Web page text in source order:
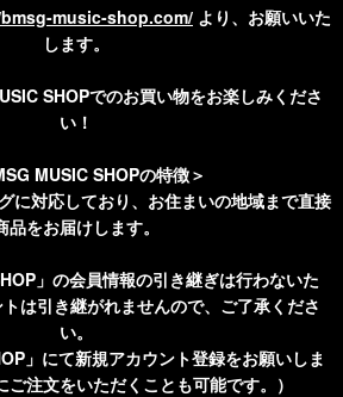
music-shop.com/ より、お願いいた
します。
SHOPでのお買い物をお楽しみくださ
い！
MUSIC SHOPの特徴＞
に対応しており、お住まいの地域まで直接
品をお届けします。
」の会員情報の引き継ぎは行わないた
は引き継がれませんので、ご了承くださ
い。
」にて新規アカウント登録をお願いしま
注文をいただくことも可能です。）